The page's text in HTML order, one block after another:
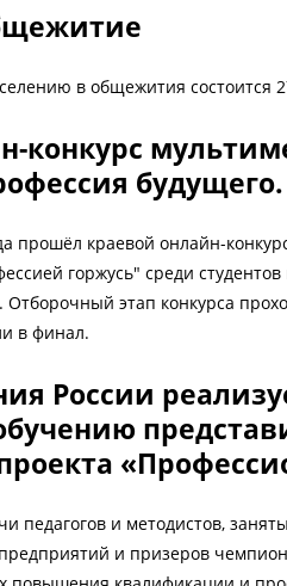
в общежития состоится
конкурс
прошёл краевой онлайн-
горжусь" среди
этап конкурса
в финал.
России
педагогов и методистов,
и призеров